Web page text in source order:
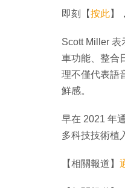
即刻【按此】
Scott Miller
車功能、整合
理不僅代表語
鮮感。
早在 2021 年
多科技技術植
【相關報道】